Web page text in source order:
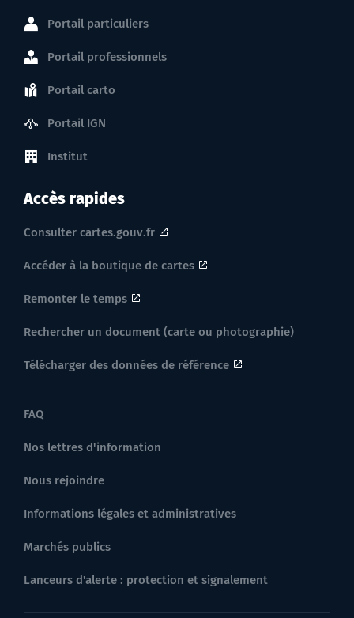
Portail particuliers
Portail professionnels
Portail carto
Portail IGN
Institut
Accès rapides
Consulter cartes.gouv.fr
Accéder à la boutique de cartes
Remonter le temps
Rechercher un document (carte ou photographie)
Télécharger des données de référence
FAQ
Nos lettres d'information
Nous rejoindre
Informations légales et administratives
Marchés publics
Lanceurs d'alerte : protection et signalement